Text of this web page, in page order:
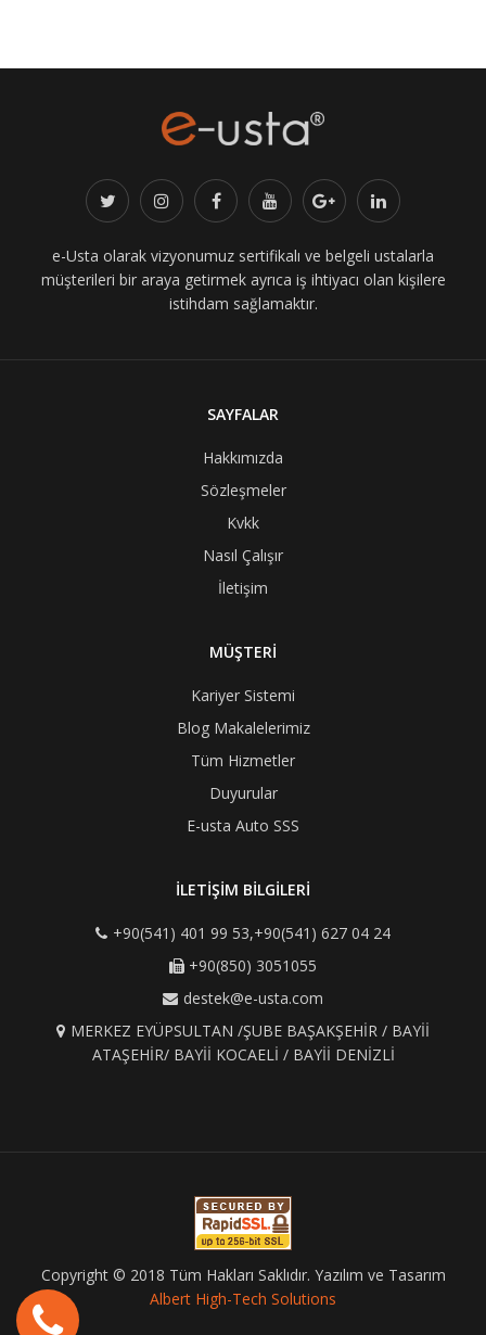
e-Usta olarak vizyonumuz sertifikalı ve belgeli ustalarla
müşterileri bir araya getirmek ayrıca iş ihtiyacı olan kişilere
istihdam sağlamaktır.
SAYFALAR
Hakkımızda
Sözleşmeler
Kvkk
Nasıl Çalışır
İletişim
MÜŞTERİ
Kariyer Sistemi
Blog Makalelerimiz
Tüm Hizmetler
Duyurular
E-usta Auto SSS
İLETİŞİM BİLGİLERİ
+90(541) 401 99 53,+90(541) 627 04 24
+90(850) 3051055
destek@e-usta.com
MERKEZ EYÜPSULTAN /ŞUBE BAŞAKŞEHİR / BAYİİ
ATAŞEHİR/ BAYİİ KOCAELİ / BAYİİ DENİZLİ
Copyright © 2018 Tüm Hakları Saklıdır. Yazılım ve Tasarım
Albert High-Tech Solutions